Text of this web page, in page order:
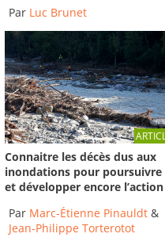
Par Luc Brunet
Connaitre les décès dus aux
inondations pour poursuivre
et développer encore l’action
Par Marc-Étienne Pinauldt &
Jean-Philippe Torterotot